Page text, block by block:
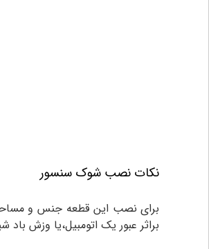
نکات نصب شوک سنسور
برای نصب این قطعه جنس و
براثر عبور یک اتومبیل،یا وزش